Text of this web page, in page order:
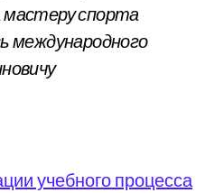
мастеру спорта
международного
учебного процесса